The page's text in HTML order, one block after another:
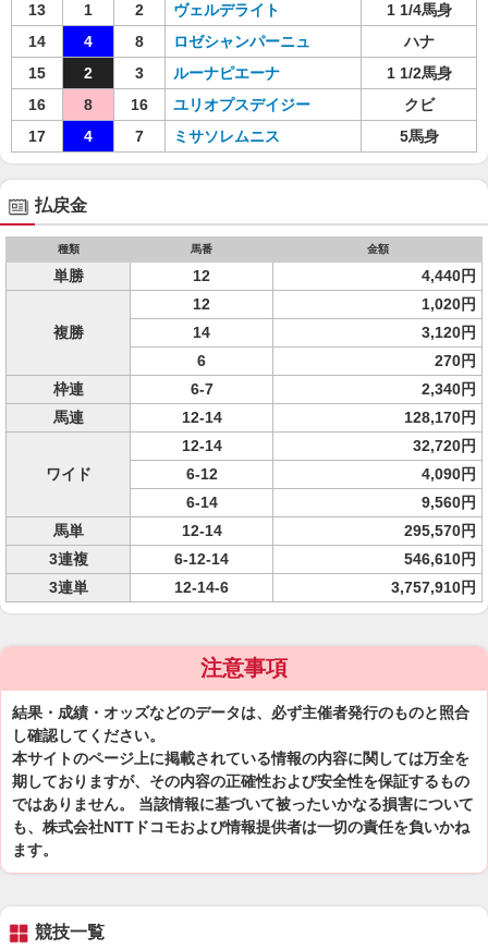
13
1 2 ヴェルデライト
1 1/4馬身
14
4 8 ロゼシャンパーニュ
ハナ
15
2 3 ルーナピエーナ
1 1/2馬身
16
8 16 ユリオプスデイジー
クビ
17
4 7 ミサソレムニス 5馬身
払戻金
種類 馬番 金額
単勝 12 4,440円
複勝
12
1,020円
14
3,120円
6
270円
枠連
6-7
2,340円
馬連
12-14 128,170円
ワイド
12-14
32,720円
6-12
4,090円
6-14
9,560円
馬単
12-14
295,570円
3連複
6-12-14
546,610円
3連単
12-14-6 3,757,910円
注意事項
結果・成績・オッズなどのデータは、必ず主催者発行のものと照合
し確認してください。
本サイトのページ上に掲載されている情報の内容に関しては万全を
期しておりますが、その内容の正確性および安全性を保証するもの
ではありません。 当該情報に基づいて被ったいかなる損害について
も、株式会社NTTドコモおよび情報提供者は一切の責任を負いかね
ます。
競技一覧